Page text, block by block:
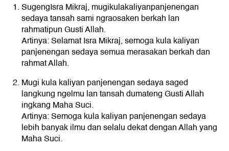
SugengIsra Mikraj, mugikulakaliyanpanjenengan
sedaya tansah sami ngraosaken berkah lan
rahmatipun Gusti Allah.
Artinya: Selamat Isra Mikraj, semoga kula kaliyan
panjenengan sedaya semua merasakan berkah dan
rahmat Allah.
Mugi kula kaliyan panjenengan sedaya saged
langkung ngelmu lan tansah dumateng Gusti Allah
ingkang Maha Suci.
Artinya: Semoga kula kaliyan panjenengan sedaya
lebih banyak ilmu dan selalu dekat dengan Allah yang
Maha Suci.